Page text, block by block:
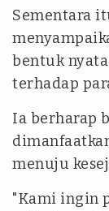
Sementara
bentuk
terhadap
Ia berharap
menuju
"Kami ingin